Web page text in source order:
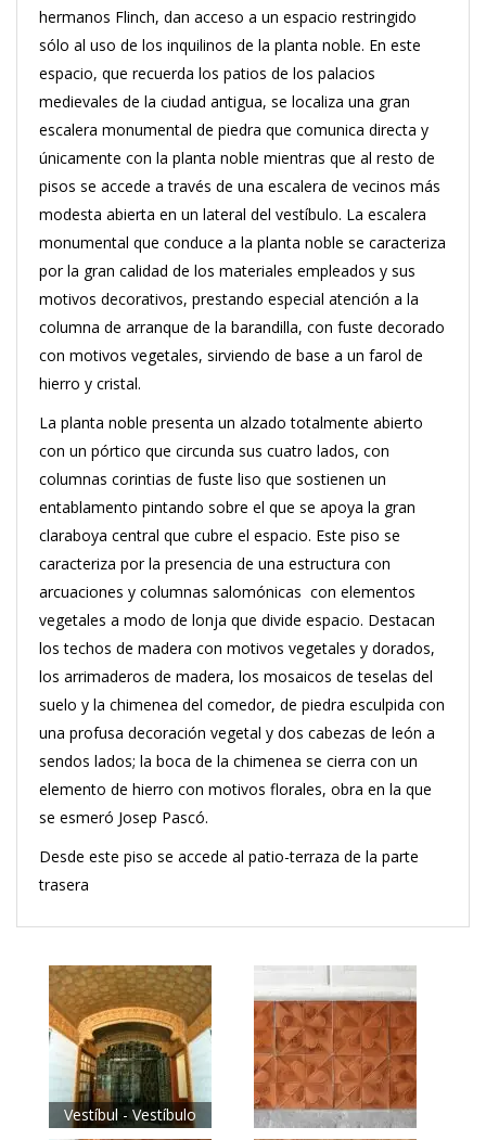
hermanos Flinch, dan acceso a un espacio restringido
sólo al uso de los inquilinos de la planta noble. En este
espacio, que recuerda los patios de los palacios
medievales de la ciudad antigua, se localiza una gran
escalera monumental de piedra que comunica directa y
únicamente con la planta noble mientras que al resto de
pisos se accede a través de una escalera de vecinos más
modesta abierta en un lateral del vestíbulo. La escalera
monumental que conduce a la planta noble se caracteriza
por la gran calidad de los materiales empleados y sus
motivos decorativos, prestando especial atención a la
columna de arranque de la barandilla, con fuste decorado
con motivos vegetales, sirviendo de base a un farol de
hierro y cristal.
La planta noble presenta un alzado totalmente abierto
con un pórtico que circunda sus cuatro lados, con
columnas corintias de fuste liso que sostienen un
entablamento pintando sobre el que se apoya la gran
claraboya central que cubre el espacio. Este piso se
caracteriza por la presencia de una estructura con
arcuaciones y columnas salomónicas con elementos
vegetales a modo de lonja que divide espacio. Destacan
los techos de madera con motivos vegetales y dorados,
los arrimaderos de madera, los mosaicos de teselas del
suelo y la chimenea del comedor, de piedra esculpida con
una profusa decoración vegetal y dos cabezas de león a
sendos lados; la boca de la chimenea se cierra con un
elemento de hierro con motivos florales, obra en la que
se esmeró Josep Pascó.
Desde este piso se accede al patio-terraza de la parte
trasera
Vestíbul - Vestíbulo